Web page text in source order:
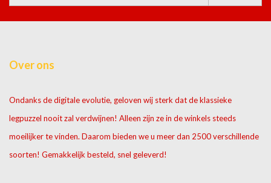
Over ons
Ondanks de digitale evolutie, geloven wij sterk dat de klassieke
legpuzzel nooit zal verdwijnen! Alleen zijn ze in de winkels steeds
moeilijker te vinden. Daarom bieden we u meer dan 2500 verschillende
soorten! Gemakkelijk besteld, snel geleverd!